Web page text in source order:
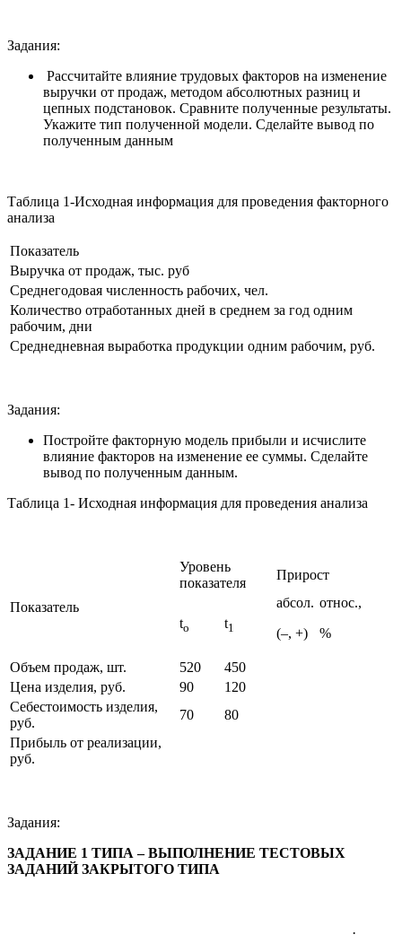
Задания:
Рассчитайте влияние трудовых факторов на изменение
выручки от продаж, методом абсолютных разниц и
цепных подстановок. Сравните полученные результаты.
Укажите тип полученной модели. Сделайте вывод по
полученным данным
Таблица 1-Исходная информация для проведения факторного
анализа
Показатель
Выручка от продаж, тыс. руб
Среднегодовая численность рабочих, чел.
Количество отработанных дней в среднем за год одним
рабочим, дни
Среднедневная выработка продукции одним рабочим, руб.
Задания:
Постройте факторную модель прибыли и исчислите
влияние факторов на изменение ее суммы. Сделайте
вывод по полученным данным.
Таблица 1- Исходная информация для проведения анализа
Показатель
Уровень
показателя
Прирост
to t1
абсол.
(–, +)
относ.,
%
Объем продаж, шт. 520
450
Цена изделия, руб.
90
120
Себестоимость изделия,
руб.
70
80
Прибыль от реализации,
руб.
Задания:
ЗАДАНИЕ 1 ТИПА – ВЫПОЛНЕНИЕ ТЕСТОВЫХ
ЗАДАНИЙ ЗАКРЫТОГО ТИПА
·